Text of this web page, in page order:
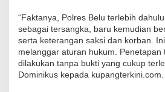
“Faktanya, Polres Belu terlebih
sebagai tersangka, baru kemudian
serta keterangan saksi dan korban.
melanggar aturan hukum. Penetapan
dilakukan tanpa bukti yang cukup
Dominikus kepada kupangterkini.com.